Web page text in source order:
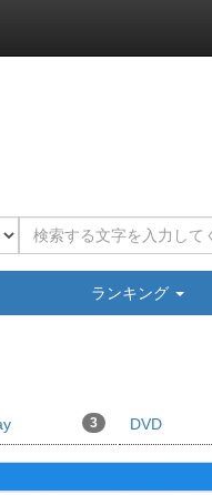
ランキング
3 DVD